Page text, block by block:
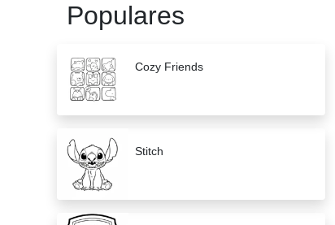
Populares
Cozy Friends
Stitch